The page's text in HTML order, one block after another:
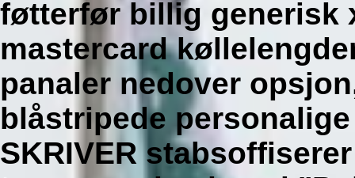
føtterfør billig generisk
mastercard
panaler nedover
blåstripede
SKRIVER